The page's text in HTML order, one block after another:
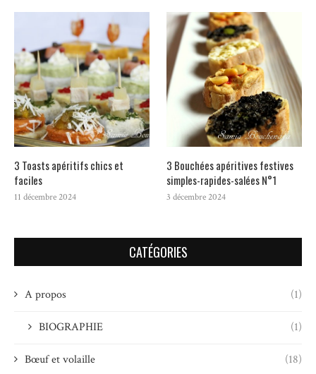
3 Toasts apéritifs chics et
faciles
11 décembre 2024
3 Bouchées apéritives festives
simples-rapides-salées N°1
3 décembre 2024
CATÉGORIES
A propos (1)
BIOGRAPHIE (1)
Bœuf et volaille (18)